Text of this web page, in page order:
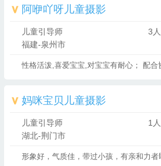
阿咿吖呀儿童摄影
儿童引导师 3人
福建-泉州市
妈咪宝贝儿童摄影
儿童引导师 1人
湖北-荆门市